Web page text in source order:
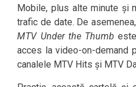
Mobile, plus alte minute și
trafic de date. De
MTV Under the Thumb
acces la video-on-demand
canalele MTV Hits și MTV